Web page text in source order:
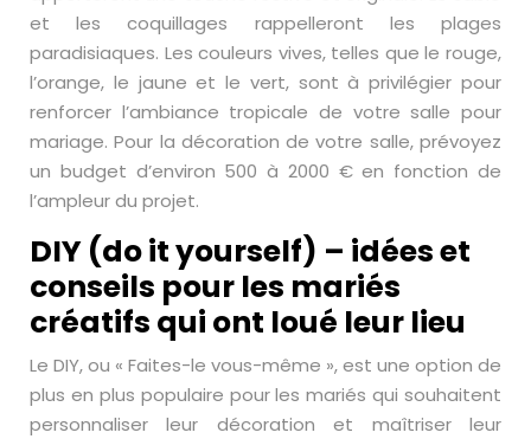
et les coquillages rappelleront les plages
paradisiaques. Les couleurs vives, telles que le rouge,
l’orange, le jaune et le vert, sont à privilégier pour
renforcer l’ambiance tropicale de votre salle pour
mariage. Pour la décoration de votre salle, prévoyez
un budget d’environ 500 à 2000 € en fonction de
l’ampleur du projet.
DIY (do it yourself) – idées et
conseils pour les mariés
créatifs qui ont loué leur lieu
Le DIY, ou « Faites-le vous-même », est une option de
plus en plus populaire pour les mariés qui souhaitent
personnaliser leur décoration et maîtriser leur